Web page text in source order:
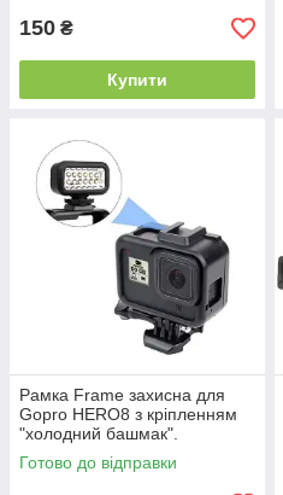
150 ₴
Купити
Рамка Frame захисна для
Gopro HERO8 з кріпленням
"холодний башмак".
Готово до відправки